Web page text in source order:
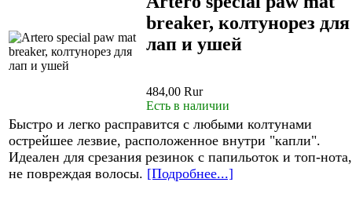
breaker, колтунорез для
лап и ушей
484,00 Rur
Есть в наличии
Быстро и легко расправится с любыми колтунами
острейшее лезвие, расположенное внутри "капли".
Идеален для срезания резинок с папильоток и топ-нота,
не повреждая волосы. [Подробнее...]